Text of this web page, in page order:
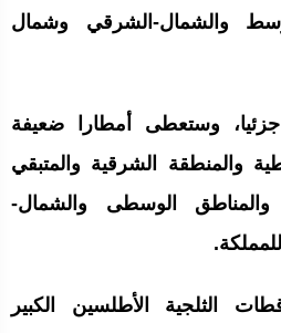
والشمال-الشرقي وشمال
وستعطى أمطارا ضعيفة
والمنطقة الشرقية والمتبقي
والمناطق الوسطى والشمال-
الثلجية الأطلسين الكبير